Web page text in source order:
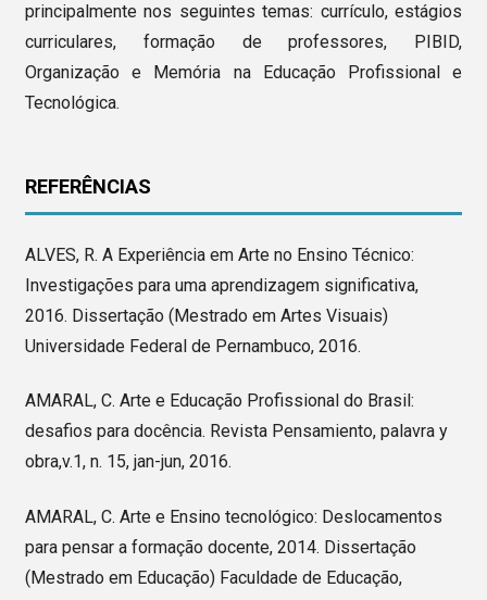
principalmente nos seguintes temas: currículo, estágios
curriculares, formação de professores, PIBID,
Organização e Memória na Educação Profissional e
Tecnológica.
REFERÊNCIAS
ALVES, R. A Experiência em Arte no Ensino Técnico:
Investigações para uma aprendizagem significativa,
2016. Dissertação (Mestrado em Artes Visuais)
Universidade Federal de Pernambuco, 2016.
AMARAL, C. Arte e Educação Profissional do Brasil:
desafios para docência. Revista Pensamiento, palavra y
obra,v.1, n. 15, jan-jun, 2016.
AMARAL, C. Arte e Ensino tecnológico: Deslocamentos
para pensar a formação docente, 2014. Dissertação
(Mestrado em Educação) Faculdade de Educação,